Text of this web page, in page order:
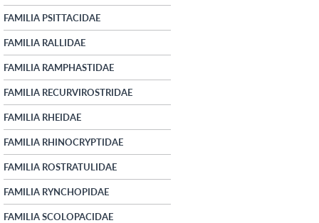
FAMILIA PSITTACIDAE
FAMILIA RALLIDAE
FAMILIA RAMPHASTIDAE
FAMILIA RECURVIROSTRIDAE
FAMILIA RHEIDAE
FAMILIA RHINOCRYPTIDAE
FAMILIA ROSTRATULIDAE
FAMILIA RYNCHOPIDAE
FAMILIA SCOLOPACIDAE